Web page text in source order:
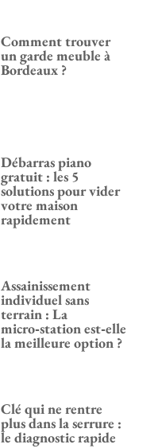
Comment trouver
un garde meuble à
Bordeaux ?
Débarras piano
gratuit : les 5
solutions pour vider
votre maison
rapidement
Assainissement
individuel sans
terrain : La
micro‑station est‑elle
la meilleure option ?
Clé qui ne rentre
plus dans la serrure :
le diagnostic rapide